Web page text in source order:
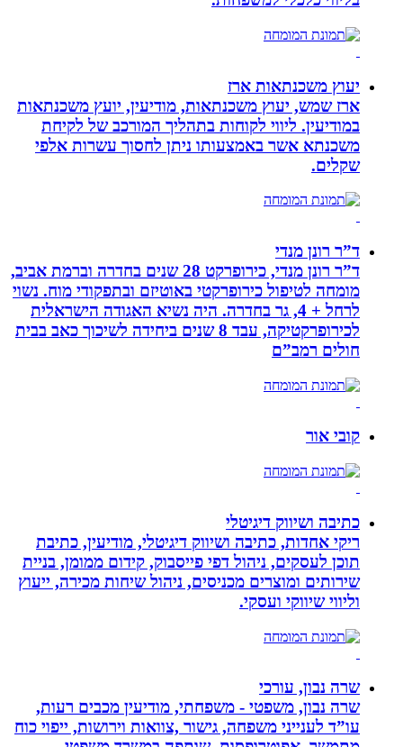
יעוץ משכנתאות ארז
ארז שמש, יעוץ משכנתאות, מודיעין, יועץ משכנתאות
במודיעין. ליווי לקוחות בתהליך המורכב של לקיחת
משכנתא אשר באמצעותו ניתן לחסוך עשרות אלפי
שקלים.
ד”ר רונן מנדי
ד”ר רונן מנדי, כירופרקט 28 שנים בחדרה וברמת אביב,
מומחה לטיפול כירופרקטי באוטיזם ובתפקודי מוח. נשוי
לרחל + 4, גר בחדרה. היה נשיא האגודה הישראלית
לכירופרקטיקה, עבד 8 שנים ביחידה לשיכוך כאב בבית
חולים רמב”ם
קובי אור
כתיבה ושיווק דיגיטלי
ריקי אחדות, כתיבה ושיווק דיגיטלי, מודיעין, כתיבת
תוכן לעסקים, ניהול דפי פייסבוק, קידום ממומן, בניית
שירותים ומוצרים מכניסים, ניהול שיחות מכירה, ייעוץ
וליווי שיווקי ועסקי.
שרה נבון, עורכי
שרה נבון, משפטי - משפחתי, מודיעין מכבים רעות,
עו”ד לענייני משפחה, גישור ,צוואות וירושות, ייפוי כוח